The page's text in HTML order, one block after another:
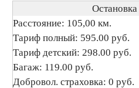
Остановка
Расстояние: 105,00 км.
Тариф полный: 595.00 руб.
Тариф детский: 298.00 руб.
Багаж: 119.00 руб.
Добровол. страховка: 0 руб.